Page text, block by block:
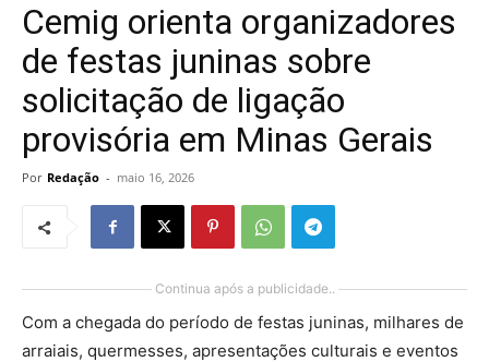
Cemig orienta organizadores
de festas juninas sobre
solicitação de ligação
provisória em Minas Gerais
Por Redação - maio 16, 2026
Continua após a publicidade..
Com a chegada do período de festas juninas, milhares de
arraiais, quermesses, apresentações culturais e eventos